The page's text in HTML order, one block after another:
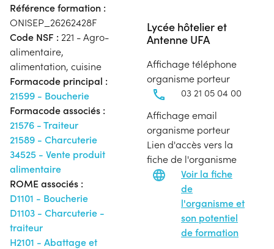
Référence formation :
ONISEP_26262428F
Code NSF : 221 - Agro-
alimentaire,
alimentation, cuisine
Formacode principal :
21599 - Boucherie
Formacode associés :
21576 - Traiteur
21589 - Charcuterie
34525 - Vente produit
alimentaire
ROME associés :
D1101 - Boucherie
D1103 - Charcuterie -
traiteur
H2101 - Abattage et
Lycée hôtelier et
Antenne UFA
Affichage téléphone
organisme porteur
03 21 05 04 00
Affichage email
organisme porteur
Lien d'accès vers la
fiche de l'organisme
Voir la fiche
de
l'organisme et
son potentiel
de formation